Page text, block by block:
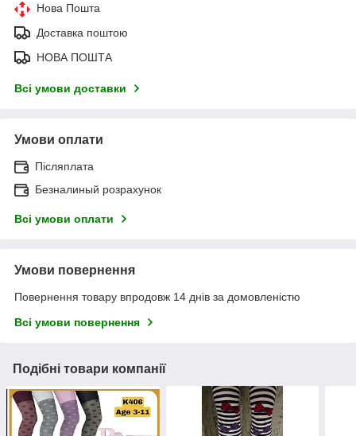
Нова Пошта
Доставка поштою
НОВА ПОШТА
Всі умови доставки
Умови оплати
Післяплата
Безналиный розрахунок
Всі умови оплати
Умови повернення
Повернення товару впродовж 14 днів за домовленістю
Всі умови повернення
Подібні товари компанії